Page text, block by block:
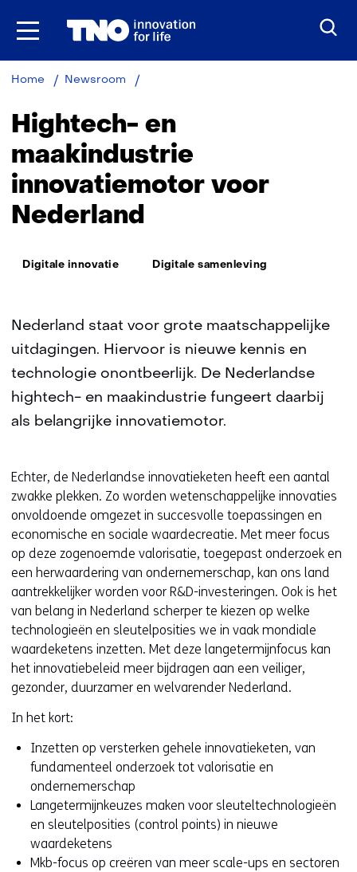
Ga
Home Newsroom
innovatiemotor
voor
Nederland
Hightech- en
maakindustrie
innovatiemotor voor
Nederland
Thema:
Digitale innovatie Digitale samenleving
Nederland staat voor grote maatschappelijke
uitdagingen. Hiervoor is nieuwe kennis en
technologie onontbeerlijk. De Nederlandse
hightech- en maakindustrie fungeert daarbij
als belangrijke innovatiemotor.
Echter, de Nederlandse innovatieketen heeft een aantal
zwakke plekken. Zo worden wetenschappelijke innovaties
onvoldoende omgezet in succesvolle toepassingen en
economische en sociale waardecreatie. Met meer focus
op deze zogenoemde valorisatie, toegepast onderzoek en
een herwaardering van ondernemerschap, kan ons land
aantrekkelijker worden voor R&D-investeringen. Ook is het
van belang in Nederland scherper te kiezen op welke
technologieën en sleutelposities we in vaak mondiale
waardeketens inzetten. Met deze langetermijnfocus kan
het innovatiebeleid meer bijdragen aan een veiliger,
gezonder, duurzamer en welvarender Nederland.
In het kort:
Inzetten op versterken gehele innovatieketen, van
fundamenteel onderzoek tot valorisatie en
ondernemerschap
Langetermijnkeuzes maken voor sleuteltechnologieën
en sleutelposities (control points) in nieuwe
waardeketens
Mkb-focus op creëren van meer scale-ups en sectoren